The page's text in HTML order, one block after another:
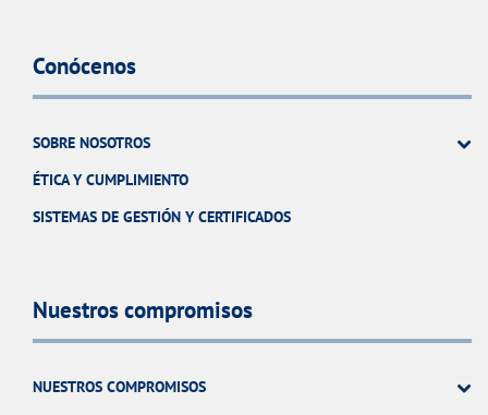
Conócenos
SOBRE NOSOTROS
ÉTICA Y CUMPLIMIENTO
SISTEMAS DE GESTIÓN Y CERTIFICADOS
Nuestros compromisos
NUESTROS COMPROMISOS